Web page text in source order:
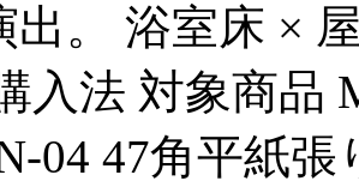
出。 浴室床 ×
入法 対象商品
04 47角平紙